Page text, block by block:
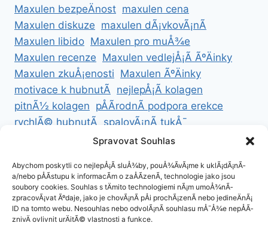
Maxulen bezpeÄnost maxulen cena
Maxulen diskuze maxulen dÃ¡vkovÃ¡nÃ­
Maxulen libido Maxulen pro muÅ¾e
Maxulen recenze Maxulen vedlejÅ¡Ã­ ÃºÄinky
Maxulen zkuÅ¡enosti Maxulen ÃºÄinky
motivace k hubnutÃ­ nejlepÅ¡Ã­ kolagen
pitnÃ½ kolagen pÅÃ­rodnÃ­ podpora erekce
rychlÃ© hubnutÃ­ spalovÃ¡nÃ­ tukÅ¯
ZdravÃ© hubnutÃ­ ZdravÃ© recepty na hubnutÃ­
ZÃ¡sady cookies (EU)
Spravovat Souhlas
Abychom poskytli co nejlepÅ¡Ã­ sluÅ¾by, pouÅ¾Ã­vÃ¡me k uklÃ¡dÃ¡nÃ­
a/nebo pÅÃ­stupu k informacÃ­m o zaÅÃ­zenÃ­, technologie jako jsou
soubory cookies. Souhlas s tÄmito technologiemi nÃ¡m umoÅ¾nÃ­
zpracovÃ¡vat Ãºdaje, jako je chovÃ¡nÃ­ pÅi prochÃ¡zenÃ­ nebo jedineÄnÃ¡
ID na tomto webu. Nesouhlas nebo odvolÃ¡nÃ­ souhlasu mÅ¯Å¾e nepÅÃ­
znivÄ ovlivnit urÄitÃ© vlastnosti a funkce.